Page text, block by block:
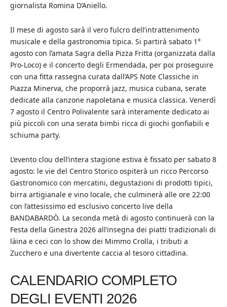
giornalista Romina D’Aniello.
Il mese di agosto sarà il vero fulcro dell’intrattenimento
musicale e della gastronomia tipica. Si partirà sabato 1°
agosto con l’amata Sagra della Pizza Fritta (organizzata dalla
Pro-Loco) e il concerto degli Ermendada, per poi proseguire
con una fitta rassegna curata dall’APS Note Classiche in
Piazza Minerva, che proporrà jazz, musica cubana, serate
dedicate alla canzone napoletana e musica classica. Venerdì
7 agosto il Centro Polivalente sarà interamente dedicato ai
più piccoli con una serata bimbi ricca di giochi gonfiabili e
schiuma party.
L’evento clou dell’intera stagione estiva è fissato per sabato 8
agosto: le vie del Centro Storico ospiterà un ricco Percorso
Gastronomico con mercatini, degustazioni di prodotti tipici,
birra artigianale e vino locale, che culminerà alle ore 22:00
con l’attesissimo ed esclusivo concerto live della
BANDABARDÒ. La seconda metà di agosto continuerà con la
Festa della Ginestra 2026 all’insegna dei piatti tradizionali di
làina e ceci con lo show dei Mimmo Crolla, i tributi a
Zucchero e una divertente caccia al tesoro cittadina.
CALENDARIO COMPLETO
DEGLI EVENTI 2026